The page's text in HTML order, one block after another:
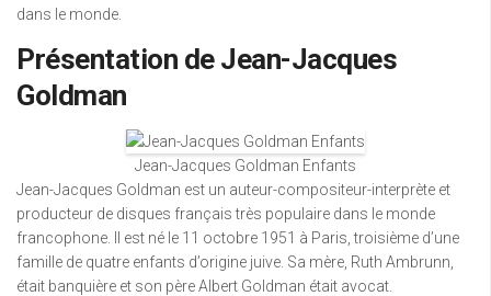
dans le monde.
Présentation de Jean-Jacques
Goldman
Jean-Jacques Goldman Enfants
Jean-Jacques Goldman est un auteur-compositeur-interprète et
producteur de disques français très populaire dans le monde
francophone. Il est né le 11 octobre 1951 à Paris, troisième d’une
famille de quatre enfants d’origine juive. Sa mère, Ruth Ambrunn,
était banquière et son père Albert Goldman était avocat.